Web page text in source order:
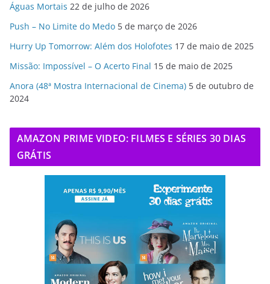
Águas Mortais 22 de julho de 2026
Push – No Limite do Medo 5 de março de 2026
Hurry Up Tomorrow: Além dos Holofotes 17 de maio de 2025
Missão: Impossível – O Acerto Final 15 de maio de 2025
Anora (48ª Mostra Internacional de Cinema) 5 de outubro de
2024
AMAZON PRIME VIDEO: FILMES E SÉRIES 30 DIAS
GRÁTIS